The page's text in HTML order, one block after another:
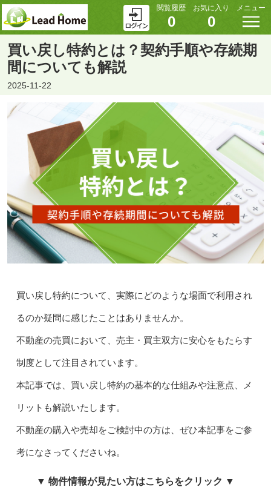
閲覧履歴
0
お気に入り
0
メニュー
買い戻し特約とは？契約手順や存続期
間についても解説
2025-11-22
買い戻し特約について、実際にどのような場面で利用され
るのか疑問に感じたことはありませんか。
不動産の売買において、売主・買主双方に安心をもたらす
制度として注目されています。
本記事では、買い戻し特約の基本的な仕組みや注意点、メ
リットも解説いたします。
不動産の購入や売却をご検討中の方は、ぜひ本記事をご参
考になさってくださいね。
▼ 物件情報が見たい方はこちらをクリック ▼